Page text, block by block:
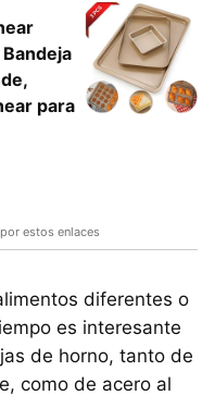
para
estos enlaces
diferentes o
es interesante
de horno, tanto de
como de acero al